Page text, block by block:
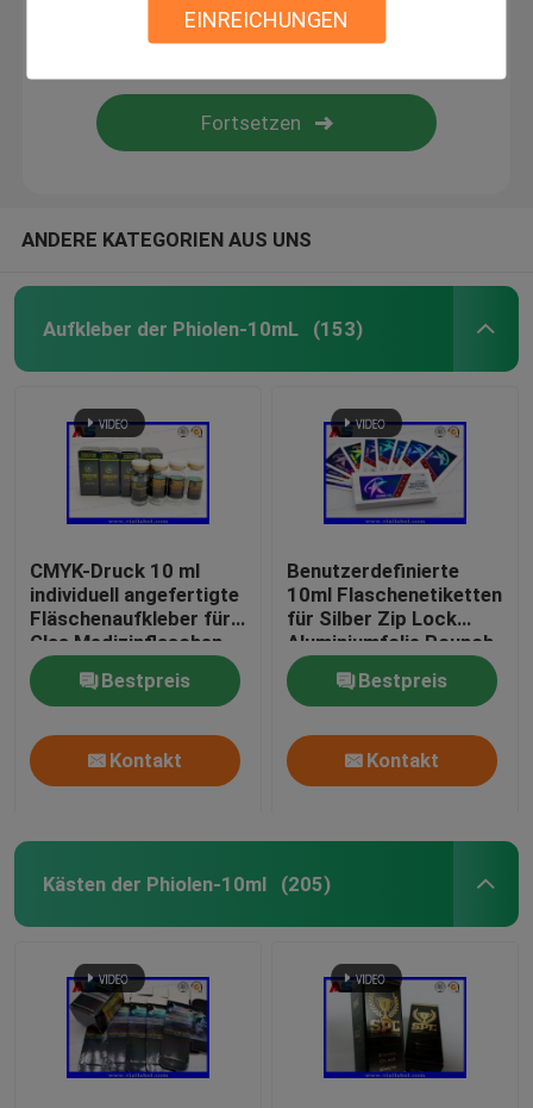
EINREICHUNGEN
Pharmazeutische Glasampullen
Manuelle Phiolenbördelmaschine
Papiertüte einkaufen
ANDERE KATEGORIEN AUS UNS
Aufkleber der Phiolen-10mL (153)
CMYK-Druck 10 ml
individuell angefertigte
Fläschenaufkleber für
Glas Medizinflaschen
Peptidverpackung
Bestpreis
Kontakt
Benutzerdefinierte
10ml Flaschenetiketten
für Silber Zip Lock
Aluminiumfolie Pounch
Druck
Glasflaschenetiketten
Bestpreis
Kontakt
Kästen der Phiolen-10ml (205)